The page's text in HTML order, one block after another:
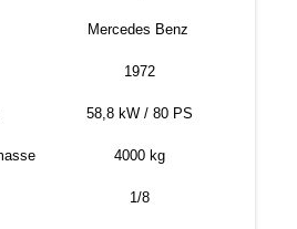
Mercedes Benz
1972
58,8 kW / 80 PS
4000 kg
1/8